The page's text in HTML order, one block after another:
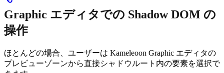
Graphic エディタでの Shadow DOM の
操作
ほとんどの場合、ユーザーは Kameleoon Graphic エディタの
プレビューゾーンから直接シャドウルート内の要素を選択で